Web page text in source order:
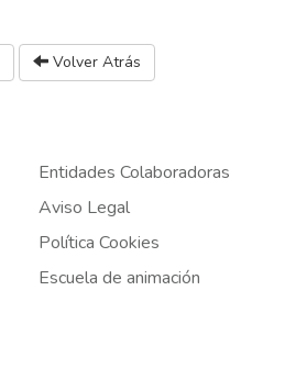
Volver Atrás
Entidades Colaboradoras
Aviso Legal
Política Cookies
Escuela de animación